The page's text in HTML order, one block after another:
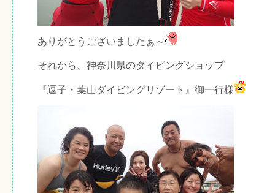
ありがとうございましたぁ～
それから、神奈川県のダイビングショップ
『逗子・葉山ダイビングリゾート』御一行様